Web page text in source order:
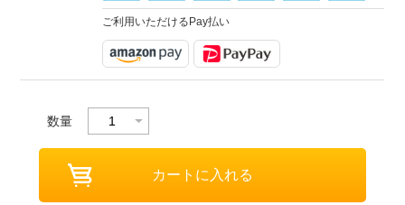
ご利用いただけるPay払い
数量